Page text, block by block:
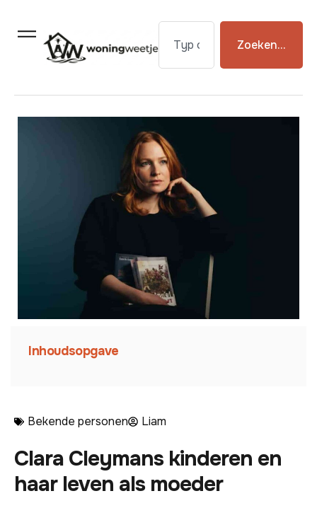
Zoeken...
Inhoudsopgave
Bekende personen Liam
Clara Cleymans kinderen en
haar leven als moeder